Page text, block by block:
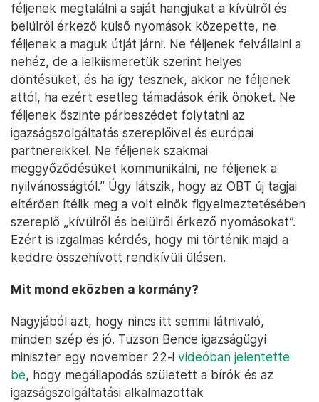
féljenek megtalálni a saját hangjukat a kívülről és
belülről érkező külső nyomások közepette, ne
féljenek a maguk útját járni. Ne féljenek felvállalni a
nehéz, de a lelkiismeretük szerint helyes
döntésüket, és ha így tesznek, akkor ne féljenek
attól, ha ezért esetleg támadások érik önöket. Ne
féljenek őszinte párbeszédet folytatni az
igazságszolgáltatás szereplőivel és európai
partnereikkel. Ne féljenek szakmai
meggyőződésüket kommunikálni, ne féljenek a
nyilvánosságtól.” Úgy látszik, hogy az OBT új tagjai
eltérően ítélik meg a volt elnök figyelmeztetésében
szereplő „kívülről és belülről érkező nyomásokat”.
Ezért is izgalmas kérdés, hogy mi történik majd a
keddre összehívott rendkívüli ülésen.
Mit mond eközben a kormány?
Nagyjából azt, hogy nincs itt semmi látnivaló,
minden szép és jó. Tuzson Bence igazságügyi
miniszter egy november 22-i videóban jelentette
be, hogy megállapodás született a bírók és az
igazságszolgáltatási alkalmazottak